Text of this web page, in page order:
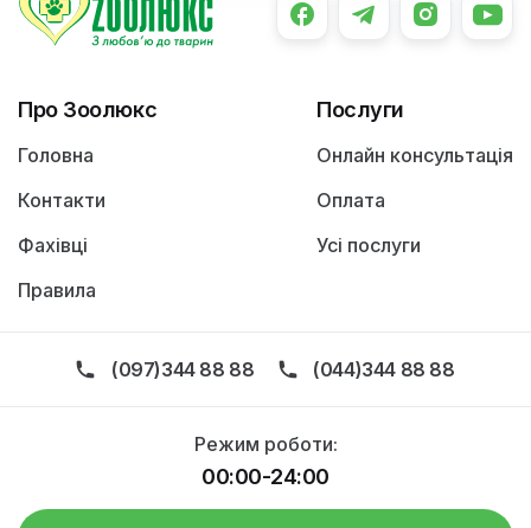
Про Зоолюкс
Головна
Контакти
Фахівці
Правила
Послуги
Онлайн консультація
Оплата
Усі послуги
(097)344 88 88 (044)344 88 88
Режим роботи:
00:00-24:00